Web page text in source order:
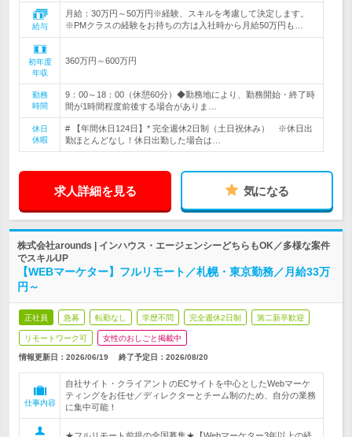
給与
月給：30万円～50万円※経験、スキルを考慮して決定します。
※PMクラスの経験をお持ちの方は入社時から月給50万円も…
初年度
年収
360万円～600万円
勤務
時間
9：00～18：00（休憩60分）◆勤務地により、勤務開始・終了時
間が1時間程度前後する場合がありま…
休日
休暇
# 【年間休日124日】* 完全週休2日制（土日祝休み） ※休日出
勤ほとんどなし！休日出勤した場合は…
求人詳細を見る 気になる
株式会社arounds | インハウス・エージェンシーどちらもOK／多様な案件
でスキルUP
【WEBマーケター】フルリモート／札幌・東京勤務／月給33万
円～
正社員 急募 転勤なし 学歴不問 完全週休2日制 第二新卒歓迎
リモートワーク可 女性のおしごと掲載中
情報更新日：2026/06/19 終了予定日： 2026/08/20
仕事内容
自社サイト・クライアントのECサイトを中心としたWebマーケ
ティングをお任せ／ディレクターとチーム制のため、自分の業務
に集中可能！